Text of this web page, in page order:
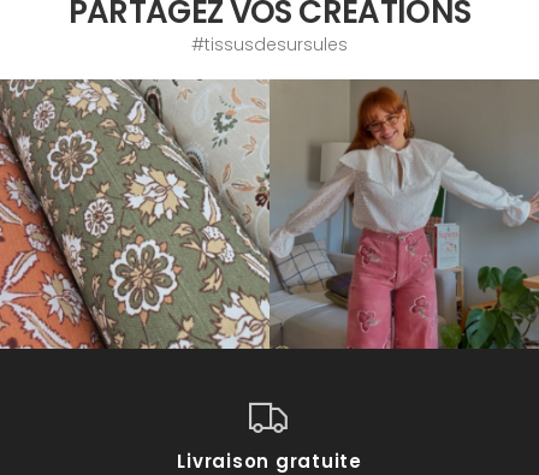
PARTAGEZ VOS CRÉATIONS
#tissusdesursules
Livraison gratuite